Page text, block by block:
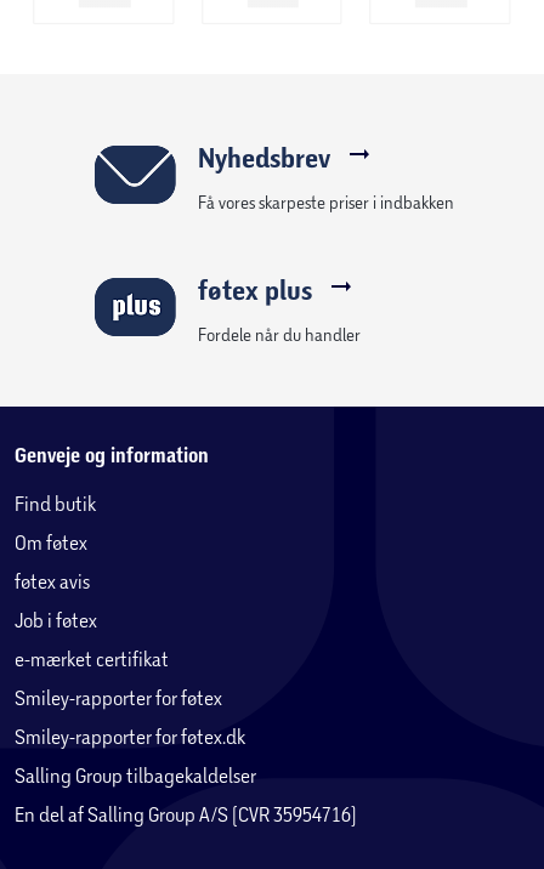
Hos Tvilum er vi specialister i at skabe møbler, der
kombinerer skandinavisk design med praktisk
stilfulde møbler med et omfattende sortiment til stue,
soveværelse, hjemmekontor og meget mere. Hvert møbel
Specifikationer:
Antal hylder:4, hvoraf 3 justerbare
Maksimal belastning hylder:
Maksimal belastning skuffer:5 kg
Nyhedsbrev
Få vores skarpeste priser i indbakken
føtex plus
Fordele når du handler
Genveje og information
Find butik
Om føtex
føtex avis
Job i føtex
e-mærket certifikat
Smiley-rapporter for føtex
Smiley-rapporter for føtex.dk
Salling Group tilbagekaldelser
En del af Salling Group A/S (CVR 35954716)